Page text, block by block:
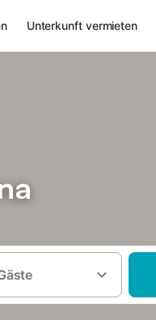
Unterkunft vermieten